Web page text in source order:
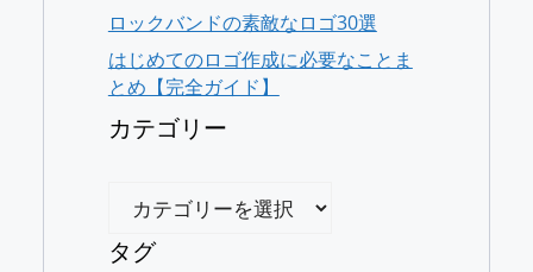
ロックバンドの素敵なロゴ30選
はじめてのロゴ作成に必要なことま
とめ【完全ガイド】
カテゴリー
ゴ
タグ